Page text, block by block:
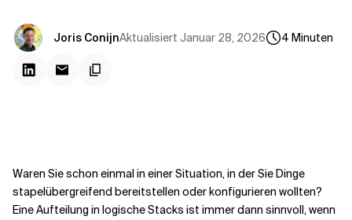
Joris ConijnAktualisiert Januar 28, 2026 4 Minuten
Waren Sie schon einmal in einer Situation, in der Sie Dinge
stapelübergreifend bereitstellen oder konfigurieren wollten?
Eine Aufteilung in logische Stacks ist immer dann sinnvoll, wenn